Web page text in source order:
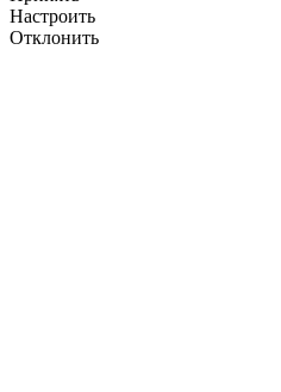
Настроить
Отклонить